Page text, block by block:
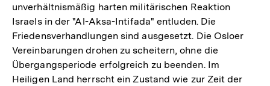
unverhältnismäßig harten militärischen Reaktion
Israels in der "Al-Aksa-Intifada" entluden. Die
Friedensverhandlungen sind ausgesetzt. Die Osloer
Vereinbarungen drohen zu scheitern, ohne die
Übergangsperiode erfolgreich zu beenden. Im
Heiligen Land herrscht ein Zustand wie zur Zeit der